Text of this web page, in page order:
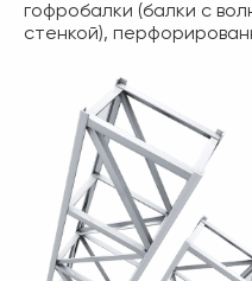
гофробалки (балки с
стенкой),